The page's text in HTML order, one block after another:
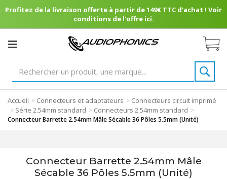
Profitez de la livraison offerte à partir de 149€ TTC d'achat ! Voir
conditions de l'offre ici.
Accueil > Connecteurs et adaptateurs > Connecteurs circuit imprimé
> Série 2.54mm standard > Connecteurs 2.54mm standard >
Connecteur Barrette 2.54mm Mâle Sécable 36 Pôles 5.5mm (Unité)
Connecteur Barrette 2.54mm Mâle
Sécable 36 Pôles 5.5mm (Unité)